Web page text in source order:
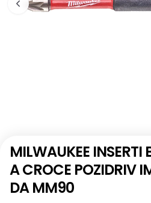
MILWAUKEE INSERTI
A CROCE POZIDRIV
DA MM90